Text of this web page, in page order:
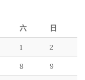
六 日
1 2
8 9